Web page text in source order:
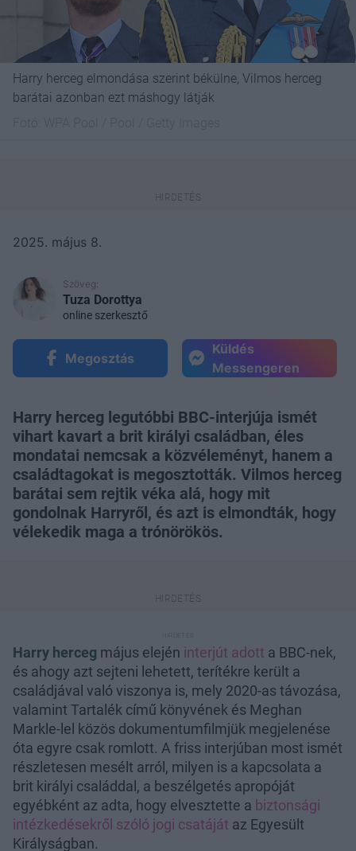
Harry herceg elmondása szerint békülne, Vilmos herceg
barátai azonban ezt máshogy látják
2025. május 8.
Szöveg:
Tuza Dorottya
online szerkesztő
Megosztás
Küldés
Messengeren
Harry herceg legutóbbi BBC-interjúja ismét
vihart kavart a brit királyi családban, éles
mondatai nemcsak a közvéleményt, hanem a
családtagokat is megosztották. Vilmos herceg
barátai sem rejtik véka alá, hogy mit
gondolnak Harryről, és azt is elmondták, hogy
vélekedik maga a trónörökös.
Harry herceg május elején interjút adott a BBC-nek,
és ahogy azt sejteni lehetett, terítékre került a
családjával való viszonya is, mely 2020-as távozása,
valamint Tartalék című könyvének és Meghan
Markle-lel közös dokumentumfilmjük megjelenése
óta egyre csak romlott. A friss interjúban most ismét
részletesen mesélt arról, milyen is a kapcsolata a
brit királyi családdal, a beszélgetés apropóját
egyébként az adta, hogy elvesztette a biztonsági
intézkedésekről szóló jogi csatáját az Egyesült
Királyságban.